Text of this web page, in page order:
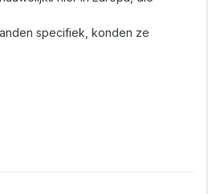
specifiek, konden ze